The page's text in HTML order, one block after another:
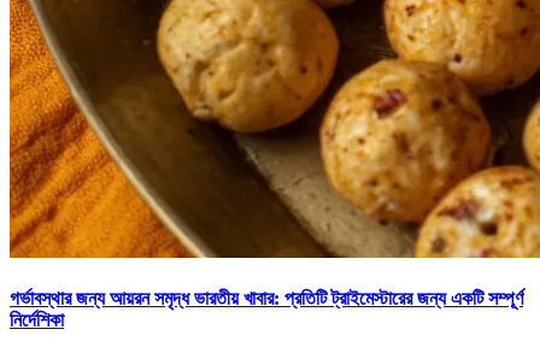
গর্ভাবস্থার জন্য আয়রন সমৃদ্ধ ভারতীয় খাবার: প্রতিটি ট্রাইমেস্টারের জন্য একটি সম্পূর্ণ
নির্দেশিকা